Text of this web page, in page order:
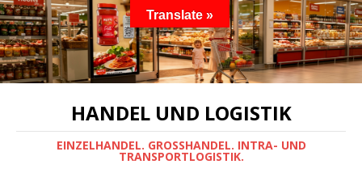
HANDEL UND LOGISTIK
EINZELHANDEL. GROSSHANDEL. INTRA- UND
TRANSPORTLOGISTIK.
Translate »